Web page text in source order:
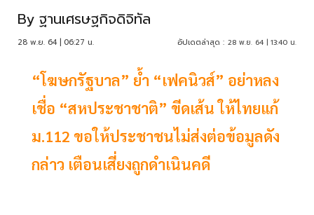
By ฐานเศรษฐกิจดิจิทัล
28 พ.ย. 64 | 06:27 น. อัปเดตล่าสุด : 28 พ.ย. 64 | 13:40 น.
“โฆษกรัฐบาล” ย้ำ “เฟคนิวส์” อย่าหลง
เชื่อ “สหประชาชาติ” ขีดเส้น ให้ไทยแก้
ม.112 ขอให้ประชาชนไม่ส่งต่อข้อมูลดัง
กล่าว เตือนเสี่ยงถูกดำเนินคดี